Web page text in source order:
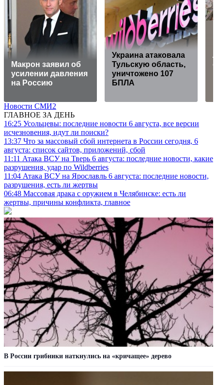
Макрон заявил об
усилении давления
на Россию
Украина атаковала
Тульскую область,
уничтожено 107
БПЛА
Новости СМИ2
ГЛАВНОЕ ЗА ДЕНЬ
16:25 Усольцевы: последние новости 6 августа, все версии
исчезновения, идут ли поиски?
13:37 Что за массовый сбой интернета в России сегодня, 6
августа: список сайтов, приложений, сбой
11:11 Атака ВСУ на Тверь 6 августа: последние новости, какие
разрушения, удар по Wildberries
11:04 Атака ВСУ на Ярославль 6 августа: последние новости,
разрушения, есть ли жертвы
06:48 Массовая драка с оружием в Челябинске: есть ли
жертвы, причины конфликта, главное
В России грибники наткнулись на «кричащее» дерево